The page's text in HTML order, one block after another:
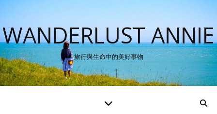
WANDERLUST ANNIE
旅行與生命中的美好事物